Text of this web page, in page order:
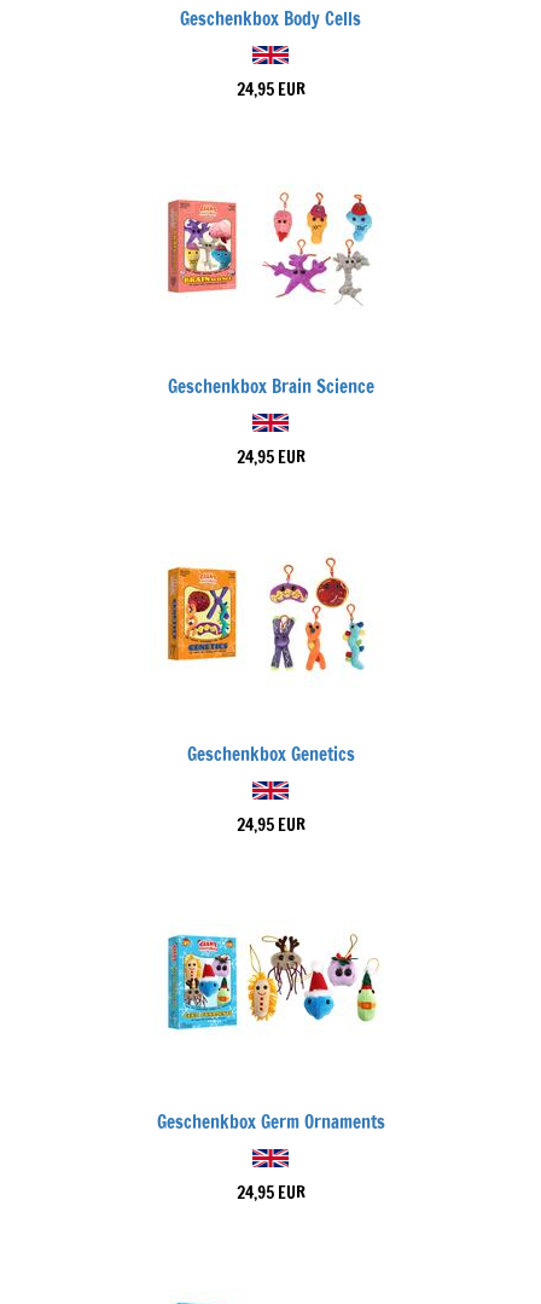
Geschenkbox Body Cells
24,95 EUR
Geschenkbox Brain Science
24,95 EUR
Geschenkbox Genetics
24,95 EUR
Geschenkbox Germ Ornaments
24,95 EUR